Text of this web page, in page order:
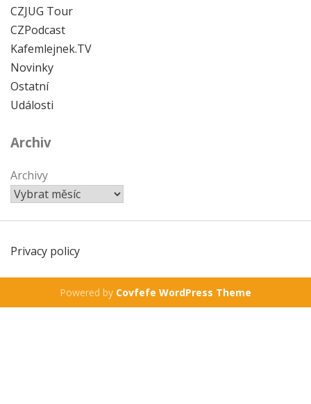
CZJUG Tour
CZPodcast
Kafemlejnek.TV
Novinky
Ostatní
Události
Archiv
Archivy
Privacy policy
Powered by Covfefe WordPress Theme